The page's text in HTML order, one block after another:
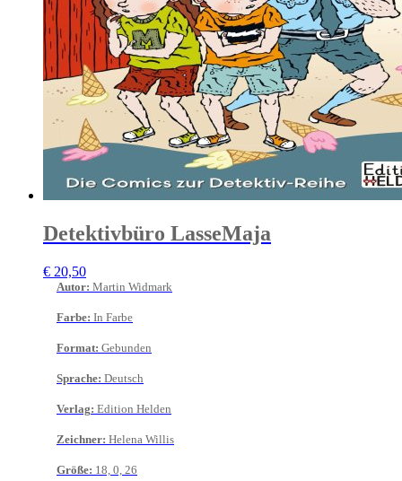
Detektivbüro LasseMaja
€ 20,50
Autor: Martin Widmark
Farbe: In Farbe
Format: Gebunden
Sprache: Deutsch
Verlag: Edition Helden
Zeichner: Helena Willis
Größe: 18, 0, 26